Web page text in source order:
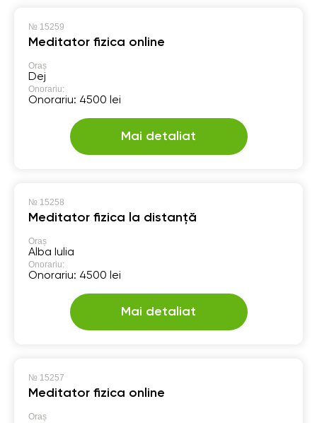
№ 15259
Meditator fizica online
Oraș
Dej
Onorariu:
Onorariu: 4500 lei
Mai detaliat
№ 15258
Meditator fizica la distanță
Oraș
Alba Iulia
Onorariu:
Onorariu: 4500 lei
Mai detaliat
№ 15257
Meditator fizica online
Oraș